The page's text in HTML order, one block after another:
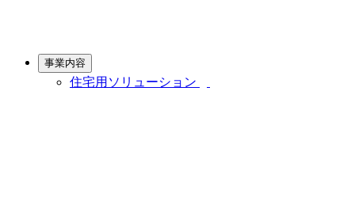
事業内容
住宅用ソリューション